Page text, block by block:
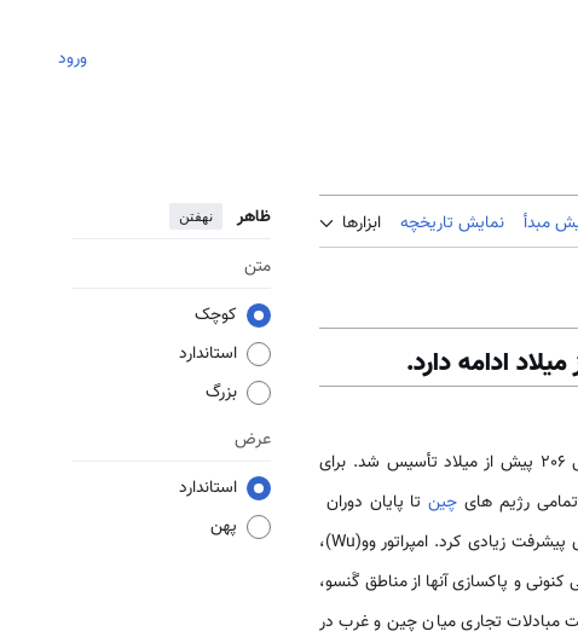
ورود
مبدأ نمایش تاریخچه ابزارها ظاهر نهفتن
متن
کوچک
استاندارد
بزرگ
عرض
استاندارد
پهن
سلسله­ی خَن با بنیانگذاری لیو­بانگ( Liu Bang) که در سال 202 میلادی خود را امپراتور معرفی کرد، در سال 206 پیش از میلاد تأسیس شد. برای
رژیم­ های چینتا پایان دوران
امپراتوری در این کشور را تشکیل می­داد. چین تحت حاکمیت سلسله­ ی خَن، در زمینه­های مختلف علمی و هنری پیشرفت زیادی کرد. امپراتور وو(Wu)،
و پاکسازی آن­ها از مناطق گَنسو،
مبادلات تجاری میان چین و غرب در